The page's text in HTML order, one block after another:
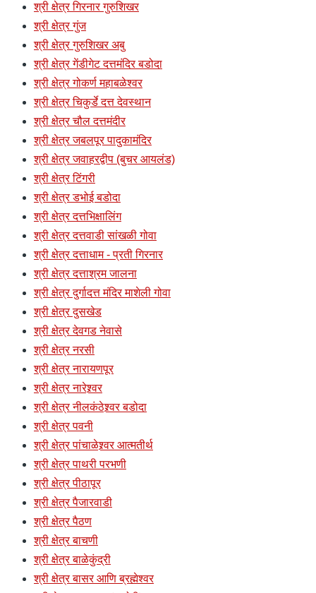
श्री क्षेत्र गिरनार गुरुशिखर
श्री क्षेत्र गुंज
श्री क्षेत्र गुरुशिखर अबु
श्री क्षेत्र गेंडीगेट दत्तमंदिर बडोदा
श्री क्षेत्र गोकर्ण महाबळेश्वर
श्री क्षेत्र चिकुर्डे दत्त देवस्थान
श्री क्षेत्र चौल दत्तमंदीर
श्री क्षेत्र जबलपूर पादुकामंदिर
श्री क्षेत्र जवाहरद्वीप (बुचर आयलंड)
श्री क्षेत्र टिंगरी
श्री क्षेत्र डभोई बडोदा
श्री क्षेत्र दत्तभिक्षालिंग
श्री क्षेत्र दत्तवाडी सांखळी गोवा
श्री क्षेत्र दत्ताधाम - प्रती गिरनार
श्री क्षेत्र दत्ताश्रम जालना
श्री क्षेत्र दुर्गादत्त मंदिर माशेली गोवा
श्री क्षेत्र दुसखेड
श्री क्षेत्र देवगड नेवासे
श्री क्षेत्र नरसी
श्री क्षेत्र नारायणपूर
श्री क्षेत्र नारेश्र्वर
श्री क्षेत्र नीलकंठेश्र्वर बडोदा
श्री क्षेत्र पवनी
श्री क्षेत्र पांचाळेश्र्वर आत्मतीर्थ
श्री क्षेत्र पाथरी परभणी
श्री क्षेत्र पीठापूर
श्री क्षेत्र पैजारवाडी
श्री क्षेत्र पैठण
श्री क्षेत्र बाचणी
श्री क्षेत्र बाळेकुंद्री
श्री क्षेत्र बासर आणि ब्रह्मेश्वर